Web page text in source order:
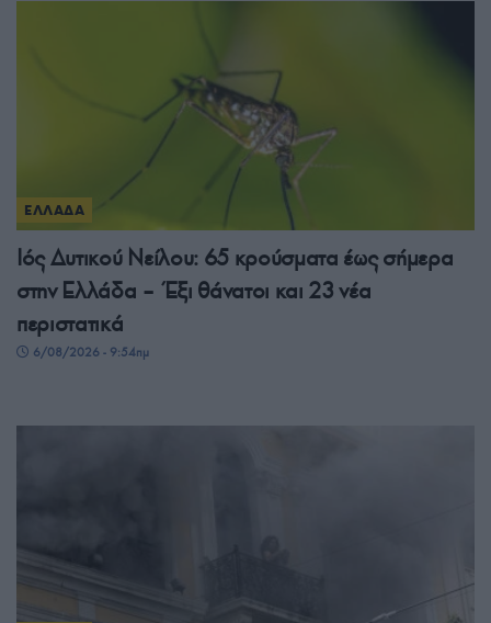
ΕΛΛΑΔΑ
Ιός Δυτικού Νείλου: 65 κρούσματα έως σήμερα
στην Ελλάδα – Έξι θάνατοι και 23 νέα
περιστατικά
6/08/2026 - 9:54πμ